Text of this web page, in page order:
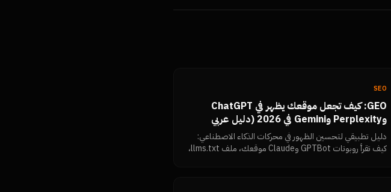
SEO
GEO: كيف تجعل موقعك يظهر في ChatGPT
وPerplexity وGemini في 2026 (دليل عربي
عملي)
دليل تطبيقي لتحسين الظهور في محركات الذكاء الاصطناعي:
كيف تقرأ روبوتات GPTBot وClaude موقعك، ملف llms.txt،